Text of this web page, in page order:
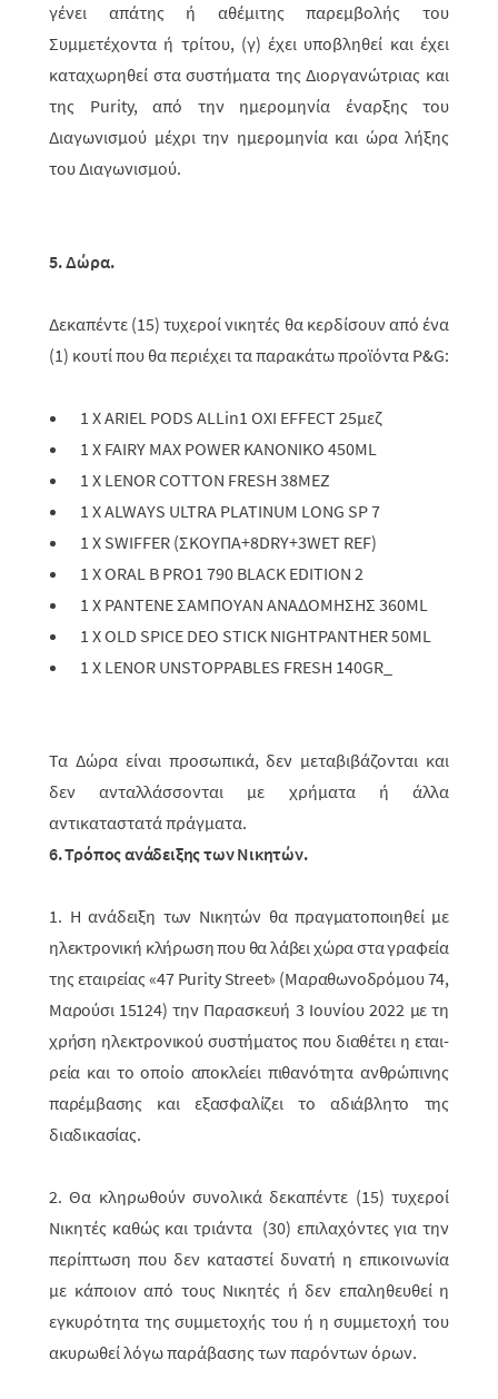
γένει απάτης ή αθέμιτης παρεμβολής του
Συμμετέχοντα ή τρίτου, (γ) έχει υποβληθεί και έχει
καταχωρηθεί στα συστήματα της Διοργανώτριας και
της Purity, από την ημερομηνία έναρξης του
Διαγωνισμού μέχρι την ημερομηνία και ώρα λήξης
του Διαγωνισμού.
5. Δώρα.
Δεκαπέντε (15) τυχεροί νικητές θα κερδίσουν από ένα
(1) κουτί που θα περιέχει τα παρακάτω προϊόντα P&G:
1 X ARIEL PODS ALLin1 OXI EFFECT 25μεζ
1 X FAIRY MAX POWER KANONIKO 450ML
1 X LENOR COTTON FRESH 38MEZ
1 X ALWAYS ULTRA PLATINUM LONG SP 7
1 X SWIFFER (ΣΚΟΥΠΑ+8DRY+3WET REF)
1 X ORAL B PRO1 790 BLACK EDITION 2
1 X PANTENEΣΑΜΠΟΥΑΝ ΑΝΑΔΟΜΗΣΗΣ 360ML
1 X OLD SPICE DEO STICK NIGHTPANTHER 50ML
1 X LENOR UNSTOPPABLES FRESH 140GR_
Τα Δώρα είναι προσωπικά, δεν μεταβιβάζονται και
δεν ανταλλάσσ­ονται με χρή­ματα ή άλλα
αντικαταστατά πράγματα.
6. Τρόπος ανάδειξης των Νικητών.
1. Η ανάδειξη των Νικητών θα πραγματοποιηθεί με
ηλεκτρονική κλήρωση που θα λάβει χώρα στα γραφεία
της εταιρείας «47 Purity Street» (Μαραθωνοδρόμου 74,
Μαρούσι 15124) την Παρασκευή 3 Ιουνίου 2022 με τη
χρήση ηλεκτρο­νικού συστήματος που διαθέτει η εται­
ρεία και το οποίο αποκλείει πιθανό­τητα ανθρώ­πινης
παρέμβασης και εξασφαλίζει το αδιάβλητο της
διαδικασίας.
2. Θα κληρωθούν συνολικά δεκαπέντε (15) τυχεροί
Νικητές καθώς και τριάντα (30) επιλαχό­ντες για την
περίπτωση που δεν καταστεί δυνατή η επικοινωνία
με κά­ποιον από τους Νικητές ή δεν επαληθευθεί η
εγκυρότητα της συμμετοχής του ή η συμμετοχή του
ακυρωθεί λόγω παράβασης των παρόντων όρων.